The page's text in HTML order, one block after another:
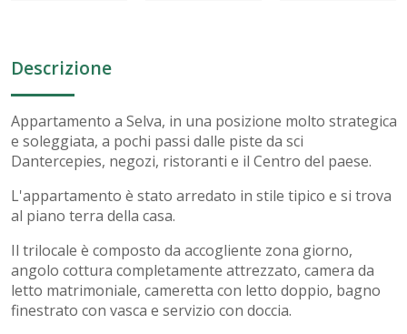
Descrizione
Appartamento a Selva, in una posizione molto strategica
e soleggiata, a pochi passi dalle piste da sci
Dantercepies, negozi, ristoranti e il Centro del paese.
L'appartamento è stato arredato in stile tipico e si trova
al piano terra della casa.
Il trilocale è composto da accogliente zona giorno,
angolo cottura completamente attrezzato, camera da
letto matrimoniale, cameretta con letto doppio, bagno
finestrato con vasca e servizio con doccia.